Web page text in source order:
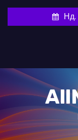
и
о
в